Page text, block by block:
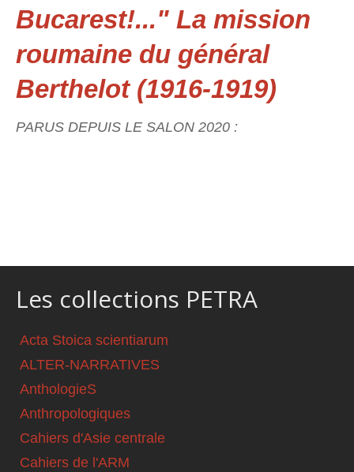
Bucarest!..." La mission
roumaine du général
Berthelot (1916-1919)
PARUS DEPUIS LE SALON 2020 :
Les collections PETRA
Acta Stoica scientiarum
ALTER-NARRATIVES
AnthologieS
Anthropologiques
Cahiers d'Asie centrale
Cahiers de l'ARM